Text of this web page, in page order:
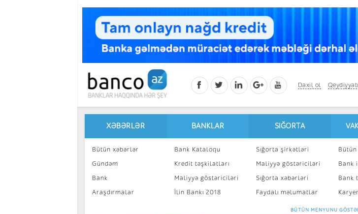
Daxil ol
XƏBƏRLƏR
Bütün xəbərlər
Gündəm
Bank
Araşdırmalar
BANKLAR
Bank Kataloqu
Kredit təşkilatları
Maliyyə göstəriciləri
İlin Bankı 2018
SIĞORTA
Sığorta şirkətləri
Maliyyə göstəriciləri
Sığorta xəbərləri
Faydalı məlumatlar
Sığorta kalkulyatoru
Bank
Bank
BÜTÜN MENYUNU